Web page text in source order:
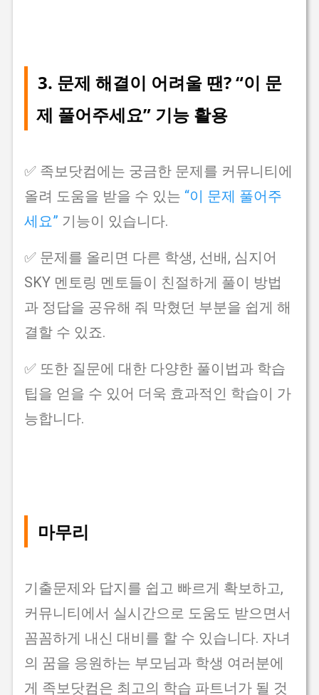
3. 문제 해결이 어려울 땐? “이 문
제 풀어주세요” 기능 활용
✅ 족보닷컴에는 궁금한 문제를 커뮤니티에
올려 도움을 받을 수 있는 “이 문제 풀어주
세요” 기능이 있습니다.
✅ 문제를 올리면 다른 학생, 선배, 심지어
SKY 멘토링 멘토들이 친절하게 풀이 방법
과 정답을 공유해 줘 막혔던 부분을 쉽게 해
결할 수 있죠.
✅ 또한 질문에 대한 다양한 풀이법과 학습
팁을 얻을 수 있어 더욱 효과적인 학습이 가
능합니다.
마무리
기출문제와 답지를 쉽고 빠르게 확보하고,
커뮤니티에서 실시간으로 도움도 받으면서
꼼꼼하게 내신 대비를 할 수 있습니다. 자녀
의 꿈을 응원하는 부모님과 학생 여러분에
게 족보닷컴은 최고의 학습 파트너가 될 것